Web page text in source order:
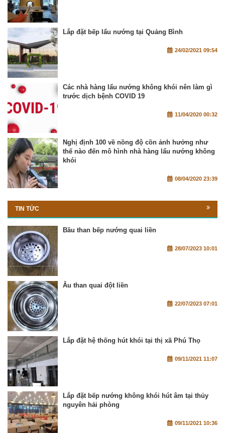
Lắp đặt bếp lẩu nướng tại Quảng Bình
24/02/2021 09:54
Các nhà hàng lẩu nướng không khói nên làm gì
trước dịch bệnh COVID 19
11/04/2020 00:32
Nghị định 100 về nồng độ cồn ảnh hưởng như
thế nào đến mô hình nhà hàng lẩu nướng không
khói
08/04/2020 23:39
TIN TỨC
Bầu than bếp nướng quai liền
28/07/2023 10:01
Âu than quai đột liền
22/07/2023 07:01
Lắp đặt hệ thống hút khói tại thị xã Phú Thọ
09/11/2021 11:07
Lắp đặt bếp nướng không khói hút âm tại thủy
nguyên hải phòng
09/11/2021 10:36